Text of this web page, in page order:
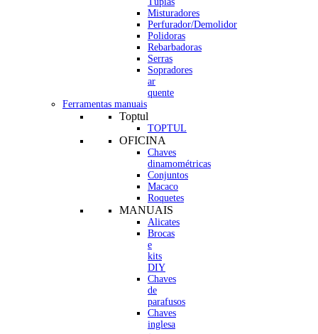
Misturadores
Perfurador/Demolidor
Polidoras
Rebarbadoras
Serras
Sopradores
ar
quente
Ferramentas manuais
Toptul
TOPTUL
OFICINA
Chaves
dinamométricas
Conjuntos
Macaco
Roquetes
MANUAIS
Alicates
Brocas
e
kits
DIY
Chaves
de
parafusos
Chaves
inglesa